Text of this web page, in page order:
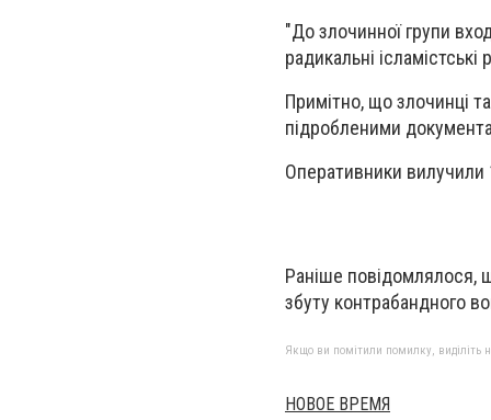
"До злочинної групи
радикальні ісламістські
Примітно, що злочинці
підробленими
Оперативники вилучили
Раніше повідомлялося,
збуту контрабандного
Якщо ви помітили помилку, виділіть
НОВОЕ ВРЕМЯ